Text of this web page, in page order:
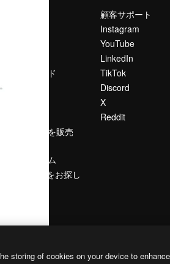
検索トレンド
コンテンツを販売
プレスルーム
magnific.aiをお探し
顧客サポート
Instagram
YouTube
LinkedIn
TikTok
Discord
X
Reddit
storing of cookies on your device to